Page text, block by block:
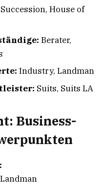
Succession, House of
Berater,
Industry, Landman
Suits, Suits LA
Business-